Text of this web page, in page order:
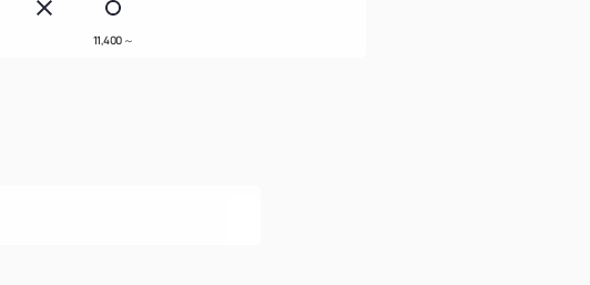
す。
最大2名様迄となります。
11,400 ～